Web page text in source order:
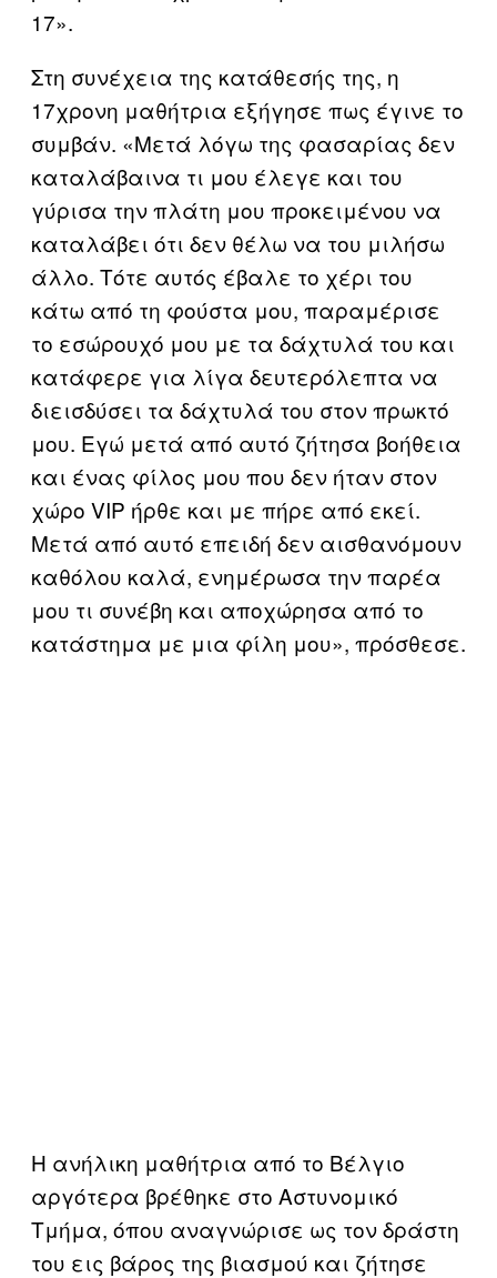
17».
Στη συνέχεια της κατάθεσής της, η
17χρονη μαθήτρια εξήγησε πως έγινε το
συμβάν. «Μετά λόγω της φασαρίας δεν
καταλάβαινα τι μου έλεγε και του
γύρισα την πλάτη μου προκειμένου να
καταλάβει ότι δεν θέλω να του μιλήσω
άλλο. Τότε αυτός έβαλε το χέρι του
κάτω από τη φούστα μου, παραμέρισε
το εσώρουχό μου με τα δάχτυλά του και
κατάφερε για λίγα δευτερόλεπτα να
διεισδύσει τα δάχτυλά του στον πρωκτό
μου. Εγώ μετά από αυτό ζήτησα βοήθεια
και ένας φίλος μου που δεν ήταν στον
χώρο VIP ήρθε και με πήρε από εκεί.
Μετά από αυτό επειδή δεν αισθανόμουν
καθόλου καλά, ενημέρωσα την παρέα
μου τι συνέβη και αποχώρησα από το
κατάστημα με μια φίλη μου», πρόσθεσε.
Η ανήλικη μαθήτρια από το Βέλγιο
αργότερα βρέθηκε στο Αστυνομικό
Τμήμα, όπου αναγνώρισε ως τον δράστη
του εις βάρος της βιασμού και ζήτησε